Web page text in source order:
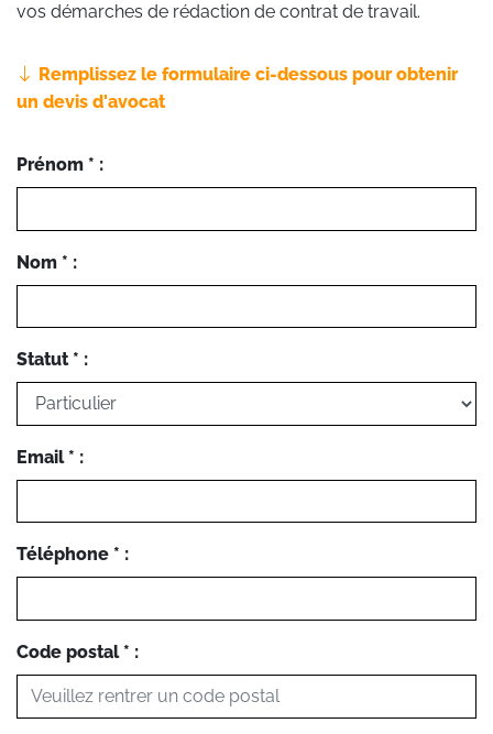
vos démarches de rédaction de contrat de travail.
Remplissez le formulaire ci-dessous pour obtenir
un devis d'avocat
Prénom * :
Nom * :
Statut * :
Email * :
Téléphone * :
Code postal * :